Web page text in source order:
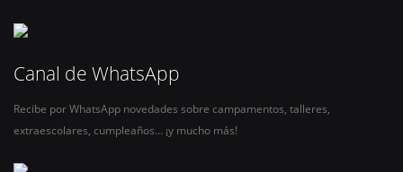
Canal de WhatsApp
Recibe por WhatsApp novedades sobre campamentos, talleres,
extraescolares, cumpleaños… ¡y mucho más!